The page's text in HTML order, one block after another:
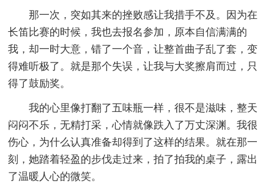
那一次，突如其来的挫败感让我措手不及。因为在
长笛比赛的时候，我也去报名参加，原本自信满满的
我，却一时大意，错了一个音，让整首曲子乱了套，变
得难听极了。就是那个失误，让我与大奖擦肩而过，只
得了鼓励奖。
我的心里像打翻了五味瓶一样，很不是滋味，整天
闷闷不乐，无精打采，心情就像跌入了万丈深渊。我很
伤心，为什么认真准备却得到了这样的结果。就在那一
刻，她踏着轻盈的步伐走过来，拍了拍我的桌子，露出
了温暖人心的微笑。